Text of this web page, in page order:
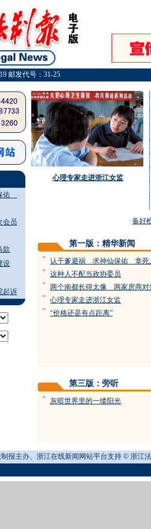
邮发代号：31-25
佑
会员
款
设
起诉
心理专家走进浙江女监
备好
第一版：精华新闻
= 认干爹避祸 求神仙保佑 拿死
= 这种人不配当政协委员
= 两个南都长得太像 两家房商对
= 心理专家走进浙江女监
= “价格还是有点距离”
第三版：旁听
= 灰暗世界里的一缕阳光
报主办、浙江在线新闻网站平台支持 © 浙江